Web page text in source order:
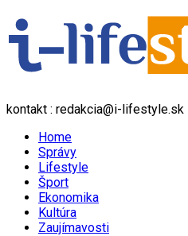
kontakt : redakcia@i-lifestyle.sk
Home
Správy
Lifestyle
Šport
Ekonomika
Kultúra
Zaujímavosti